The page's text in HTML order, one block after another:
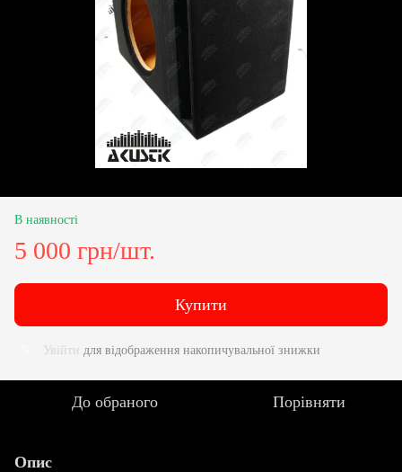
В наявності
5 000 грн/шт.
Купити
Увійти для відображення накопичувальної знижки
До обраного Порівняти
Опис